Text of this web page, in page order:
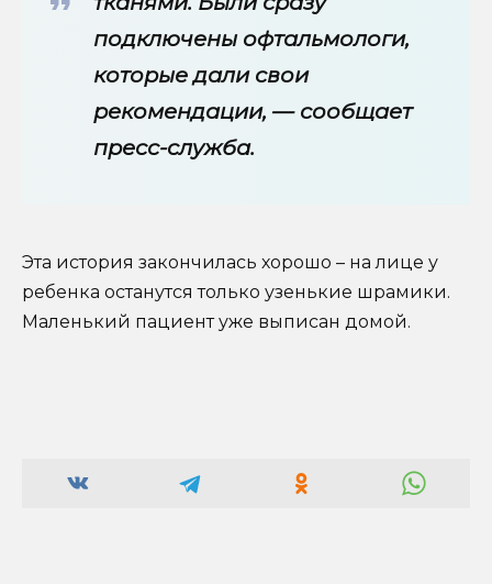
подключены офтальмологи,
которые дали свои
рекомендации, — сообщает
пресс-служба.
Эта история закончилась хорошо – на лице у
ребенка останутся только узенькие шрамики.
Маленький пациент уже выписан домой.